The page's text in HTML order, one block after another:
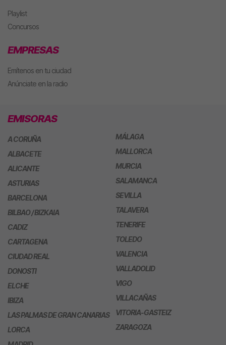
Playlist
Concursos
EMPRESAS
Emítenos en tu ciudad
Anúnciate en la radio
EMISORAS
A CORUÑA
ALBACETE
ALICANTE
ASTURIAS
BARCELONA
BILBAO / BIZKAIA
CADIZ
CARTAGENA
CIUDAD REAL
DONOSTI
ELCHE
IBIZA
LAS PALMAS DE GRAN CANARIAS
LORCA
MÁLAGA
MALLORCA
MURCIA
SALAMANCA
SEVILLA
TALAVERA
TENERIFE
TOLEDO
VALENCIA
VALLADOLID
VIGO
VILLACAÑAS
VITORIA-GASTEIZ
ZARAGOZA